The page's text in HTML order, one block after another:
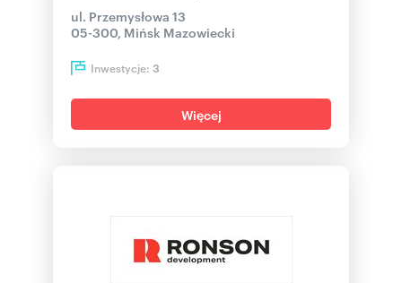
ul. Przemysłowa 13
05-300, Mińsk Mazowiecki
Inwestycje: 3
Więcej